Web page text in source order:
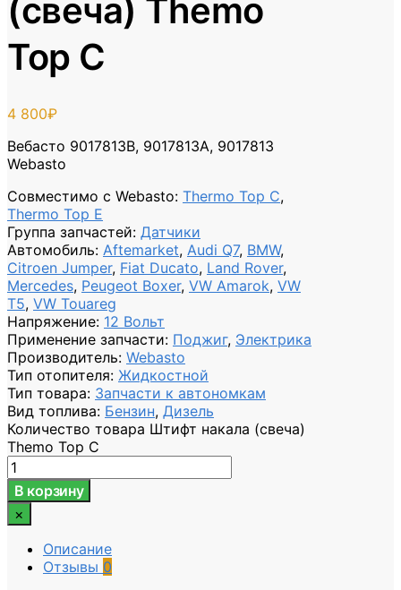
(свеча) Themo
Top C
4 800₽
Вебасто 9017813B, 9017813A, 9017813
Webasto
Совместимо с Webasto: Thermo Top C,
Thermo Top E
Группа запчастей: Датчики
Автомобиль: Aftemarket, Audi Q7, BMW,
Citroen Jumper, Fiat Ducato, Land Rover,
Mercedes, Peugeot Boxer, VW Amarok, VW
T5, VW Touareg
Напряжение: 12 Вольт
Применение запчасти: Поджиг, Электрика
Производитель: Webasto
Тип отопителя: Жидкостной
Тип товара: Запчасти к автономкам
Вид топлива: Бензин, Дизель
Количество товара Штифт накала (свеча)
Themo Top C
В корзину
×
Описание
Отзывы 0